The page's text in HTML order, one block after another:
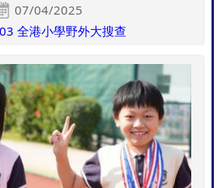
07/04/2025
全港小學野外大搜查